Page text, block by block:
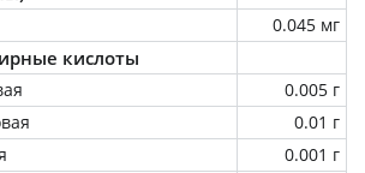
0.045 мг
кислоты
0.005 г
0.01 г
0.001 г